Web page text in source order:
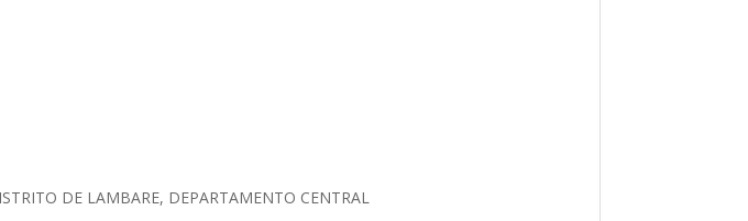
DE LAMBARE, DEPARTAMENTO CENTRAL